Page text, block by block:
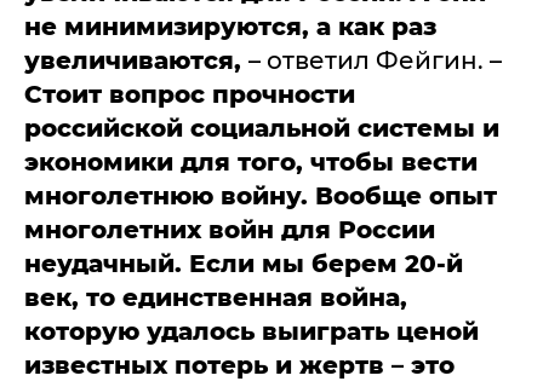
не минимизируются, а как раз
увеличиваются, – ответил Фейгин. –
Стоит вопрос прочности
российской социальной системы и
экономики для того, чтобы вести
многолетнюю войну. Вообще опыт
многолетних войн для России
неудачный. Если мы берем 20-й
век, то единственная война,
которую удалось выиграть ценой
известных потерь и жертв – это